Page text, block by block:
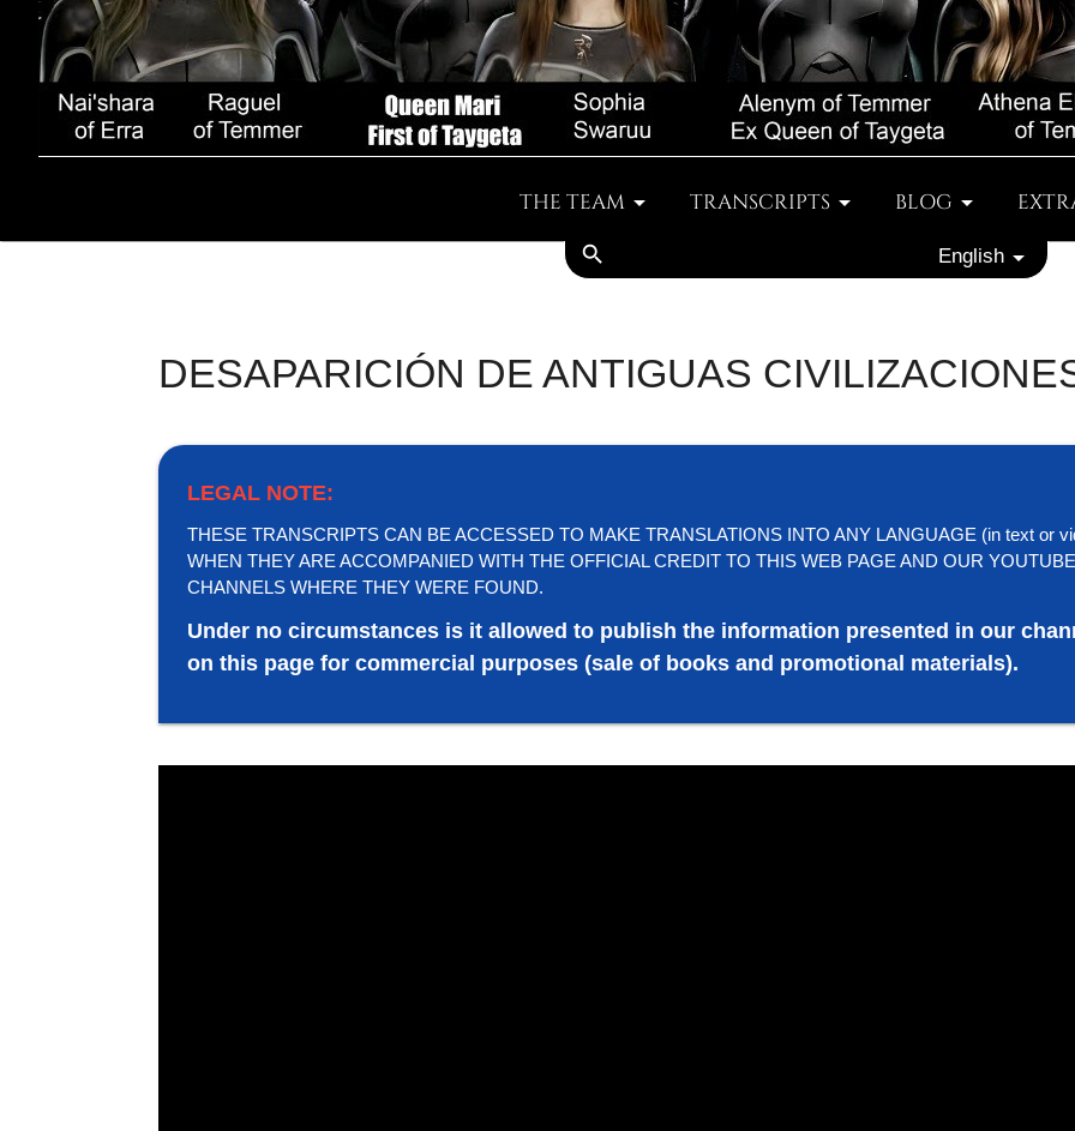
THE TEAM TRANSCRIPTS BLOG
search
English
DESAPARICIÓN DE ANTIGUAS
LEGAL NOTE:
THESE TRANSCRIPTS CAN BE ACCESSED TO MAKE TRANSLATIONS INTO ANY LANGUAGE (in text or
WHEN THEY ARE ACCOMPANIED WITH THE OFFICIAL CREDIT TO THIS WEB PAGE AND OUR YOUTUBE
CHANNELS WHERE THEY WERE FOUND.
Under no circumstances is it allowed to publish the information presented in our
on this page for commercial purposes (sale of books and promotional materials).